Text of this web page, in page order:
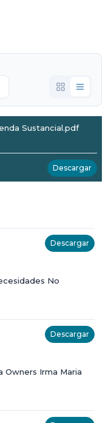
Sustancial.pdf
Descargar
Descargar
No
Descargar
Owners Irma Maria